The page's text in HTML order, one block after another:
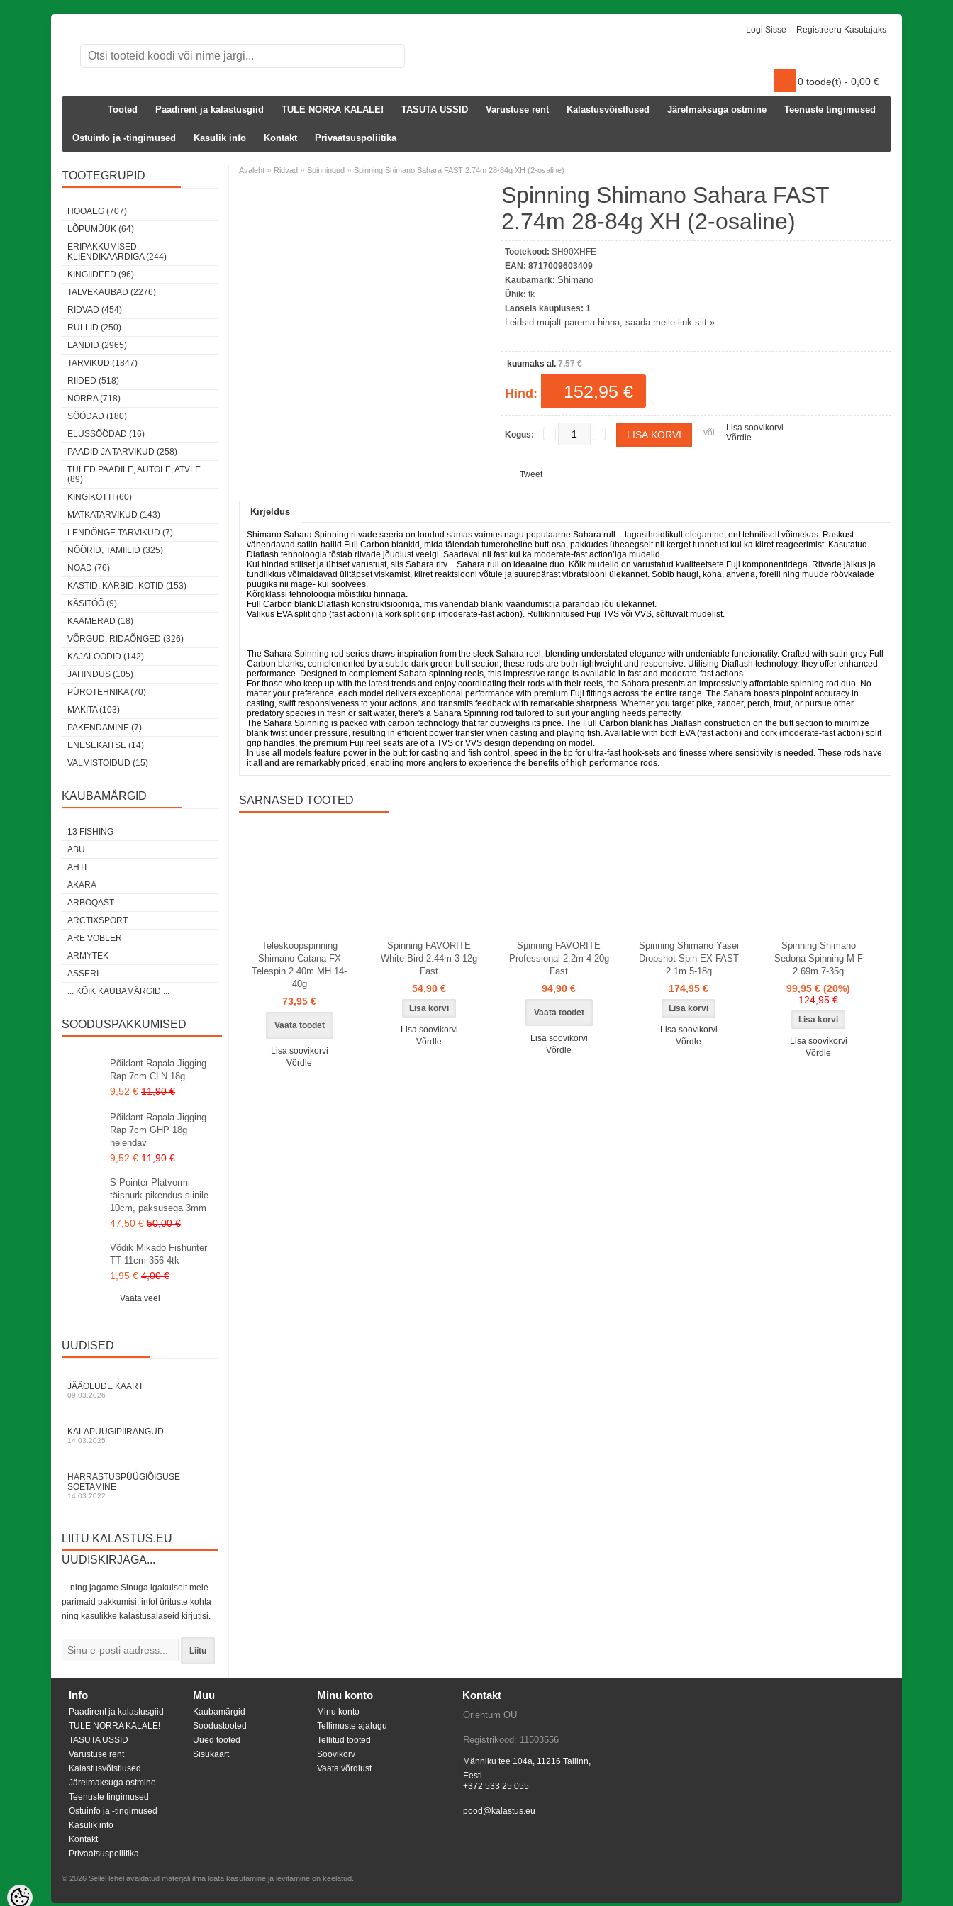
Logi Sisse Registreeru Kasutajaks
0 toode(t) - 0,00 €
Tooted Paadirent ja kalastusgiid TULE NORRA KALALE! TASUTA USSID Varustuse rent Kalastusvõistlused Järelmaksuga ostmine Teenuste tingimused
Ostuinfo ja -tingimused Kasulik info Kontakt Privaatsuspoliitika
TOOTEGRUPID
HOOAEG (707)
LÕPUMÜÜK (64)
ERIPAKKUMISED
KLIENDIKAARDIGA (244)
KINGIIDEED (96)
TALVEKAUBAD (2276)
RIDVAD (454)
RULLID (250)
LANDID (2965)
TARVIKUD (1847)
RIIDED (518)
NORRA (718)
SÖÖDAD (180)
ELUSSÖÖDAD (16)
PAADID JA TARVIKUD (258)
TULED PAADILE, AUTOLE, ATVLE
(89)
KINGIKOTTI (60)
MATKATARVIKUD (143)
LENDÕNGE TARVIKUD (7)
NÖÖRID, TAMIILID (325)
NOAD (76)
KASTID, KARBID, KOTID (153)
KÄSITÖÖ (9)
KAAMERAD (18)
VÕRGUD, RIDAÕNGED (326)
KAJALOODID (142)
JAHINDUS (105)
PÜROTEHNIKA (70)
MAKITA (103)
PAKENDAMINE (7)
ENESEKAITSE (14)
VALMISTOIDUD (15)
KAUBAMÄRGID
13 FISHING
ABU
AHTI
AKARA
ARBOQAST
ARCTIXSPORT
ARE VOBLER
ARMYTEK
ASSERI
... KÕIK KAUBAMÄRGID ...
SOODUSPAKKUMISED
Põiklant Rapala Jigging
Rap 7cm CLN 18g
9,52 € 11,90 €
Põiklant Rapala Jigging
Rap 7cm GHP 18g
helendav
9,52 € 11,90 €
S-Pointer Platvormi
täisnurk pikendus siinile
10cm, paksusega 3mm
47,50 € 50,00 €
Võdik Mikado Fishunter
TT 11cm 356 4tk
1,95 € 4,00 €
Vaata veel
UUDISED
JÄÄOLUDE KAART
09.03.2026
KALAPÜÜGIPIIRANGUD
14.03.2025
HARRASTUSPÜÜGIÕIGUSE
SOETAMINE
14.03.2022
LIITU KALASTUS.EU
UUDISKIRJAGA...
... ning jagame Sinuga igakuiselt meie
parimaid pakkumisi, infot ürituste kohta
ning kasulikke kalastusalaseid kirjutisi.
Liitu
Avaleht » Ridvad » Spinningud » Spinning Shimano Sahara FAST 2.74m 28-84g XH (2-osaline)
Spinning Shimano Sahara FAST
2.74m 28-84g XH (2-osaline)
Tootekood: SH90XHFE
EAN: 8717009603409
Kaubamärk: Shimano
Ühik: tk
Laoseis kaupluses: 1
Leidsid mujalt parema hinna, saada meile link siit »
kuumaks al. 7,57 €
Hind: 152,95 €
Kogus: - või -
Lisa soovikorvi
Võrdle
Tweet
Kirjeldus
Shimano Sahara Spinning ritvade seeria on loodud samas vaimus nagu populaarne Sahara rull – tagasihoidlikult elegantne, ent tehniliselt võimekas. Raskust
vähendavad satiin-hallid Full Carbon blankid, mida täiendab tumeroheline butt-osa, pakkudes üheaegselt nii kerget tunnetust kui ka kiiret reageerimist. Kasutatud
Diaflash tehnoloogia tõstab ritvade jõudlust veelgi. Saadaval nii fast kui ka moderate-fast action’iga mudelid.
Kui hindad stiilset ja ühtset varustust, siis Sahara ritv + Sahara rull on ideaalne duo. Kõik mudelid on varustatud kvaliteetsete Fuji komponentidega. Ritvade jäikus ja
tundlikkus võimaldavad ülitäpset viskamist, kiiret reaktsiooni võtule ja suurepärast vibratsiooni ülekannet. Sobib haugi, koha, ahvena, forelli ning muude röövkalade
püügiks nii mage- kui soolvees.
Kõrgklassi tehnoloogia mõistliku hinnaga.
Full Carbon blank Diaflash konstruktsiooniga, mis vähendab blanki väändumist ja parandab jõu ülekannet.
Valikus EVA split grip (fast action) ja kork split grip (moderate-fast action). Rullikinnitused Fuji TVS või VVS, sõltuvalt mudelist.
The Sahara Spinning rod series draws inspiration from the sleek Sahara reel, blending understated elegance with undeniable functionality. Crafted with satin grey Full
Carbon blanks, complemented by a subtle dark green butt section, these rods are both lightweight and responsive. Utilising Diaflash technology, they offer enhanced
performance. Designed to complement Sahara spinning reels, this impressive range is available in fast and moderate-fast actions.
For those who keep up with the latest trends and enjoy coordinating their rods with their reels, the Sahara presents an impressively affordable spinning rod duo. No
matter your preference, each model delivers exceptional performance with premium Fuji fittings across the entire range. The Sahara boasts pinpoint accuracy in
casting, swift responsiveness to your actions, and transmits feedback with remarkable sharpness. Whether you target pike, zander, perch, trout, or pursue other
predatory species in fresh or salt water, there's a Sahara Spinning rod tailored to suit your angling needs perfectly.
The Sahara Spinning is packed with carbon technology that far outweighs its price. The Full Carbon blank has Diaflash construction on the butt section to minimize
blank twist under pressure, resulting in efficient power transfer when casting and playing fish. Available with both EVA (fast action) and cork (moderate-fast action) split
grip handles, the premium Fuji reel seats are of a TVS or VVS design depending on model.
In use all models feature power in the butt for casting and fish control, speed in the tip for ultra-fast hook-sets and finesse where sensitivity is needed. These rods have
it all and are remarkably priced, enabling more anglers to experience the benefits of high performance rods.
SARNASED TOOTED
Teleskoopspinning
Shimano Catana FX
Telespin 2.40m MH 14-
40g
73,95 €
Vaata toodet
Lisa soovikorvi
Võrdle
Laos
Spinning FAVORITE
White Bird 2.44m 3-12g
Fast
54,90 €
Lisa soovikorvi
Võrdle
Spinning FAVORITE
Professional 2.2m 4-20g
Fast
94,90 €
Vaata toodet
Lisa soovikorvi
Võrdle
Spinning Shimano Yasei
Dropshot Spin EX-FAST
2.1m 5-18g
174,95 €
Lisa soovikorvi
Võrdle
Spinning Shimano
Sedona Spinning M-F
2.69m 7­-35g
99,95 € (20%)
124,95 €
Lisa soovikorvi
Võrdle
Info
Paadirent ja kalastusgiid
TULE NORRA KALALE!
TASUTA USSID
Varustuse rent
Kalastusvõistlused
Järelmaksuga ostmine
Teenuste tingimused
Ostuinfo ja -tingimused
Kasulik info
Kontakt
Privaatsuspoliitika
Muu
Kaubamärgid
Soodustooted
Uued tooted
Sisukaart
Minu konto
Minu konto
Tellimuste ajalugu
Tellitud tooted
Soovikorv
Vaata võrdlust
Kontakt
Orientum OÜ
Registrikood: 11503556
Männiku tee 104a, 11216 Tallinn,
Eesti
+372 533 25 055
pood@kalastus.eu
© 2026 Sellel lehel avaldatud materjali ilma loata kasutamine ja levitamine on keelatud.